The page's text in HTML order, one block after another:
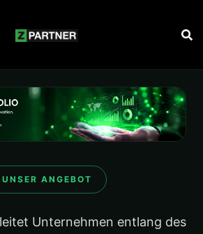
UNSER ANGEBOT
Unternehmen entlang des